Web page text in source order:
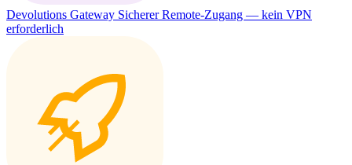
Devolutions Gateway Sicherer Remote-Zugang — kein VPN
erforderlich